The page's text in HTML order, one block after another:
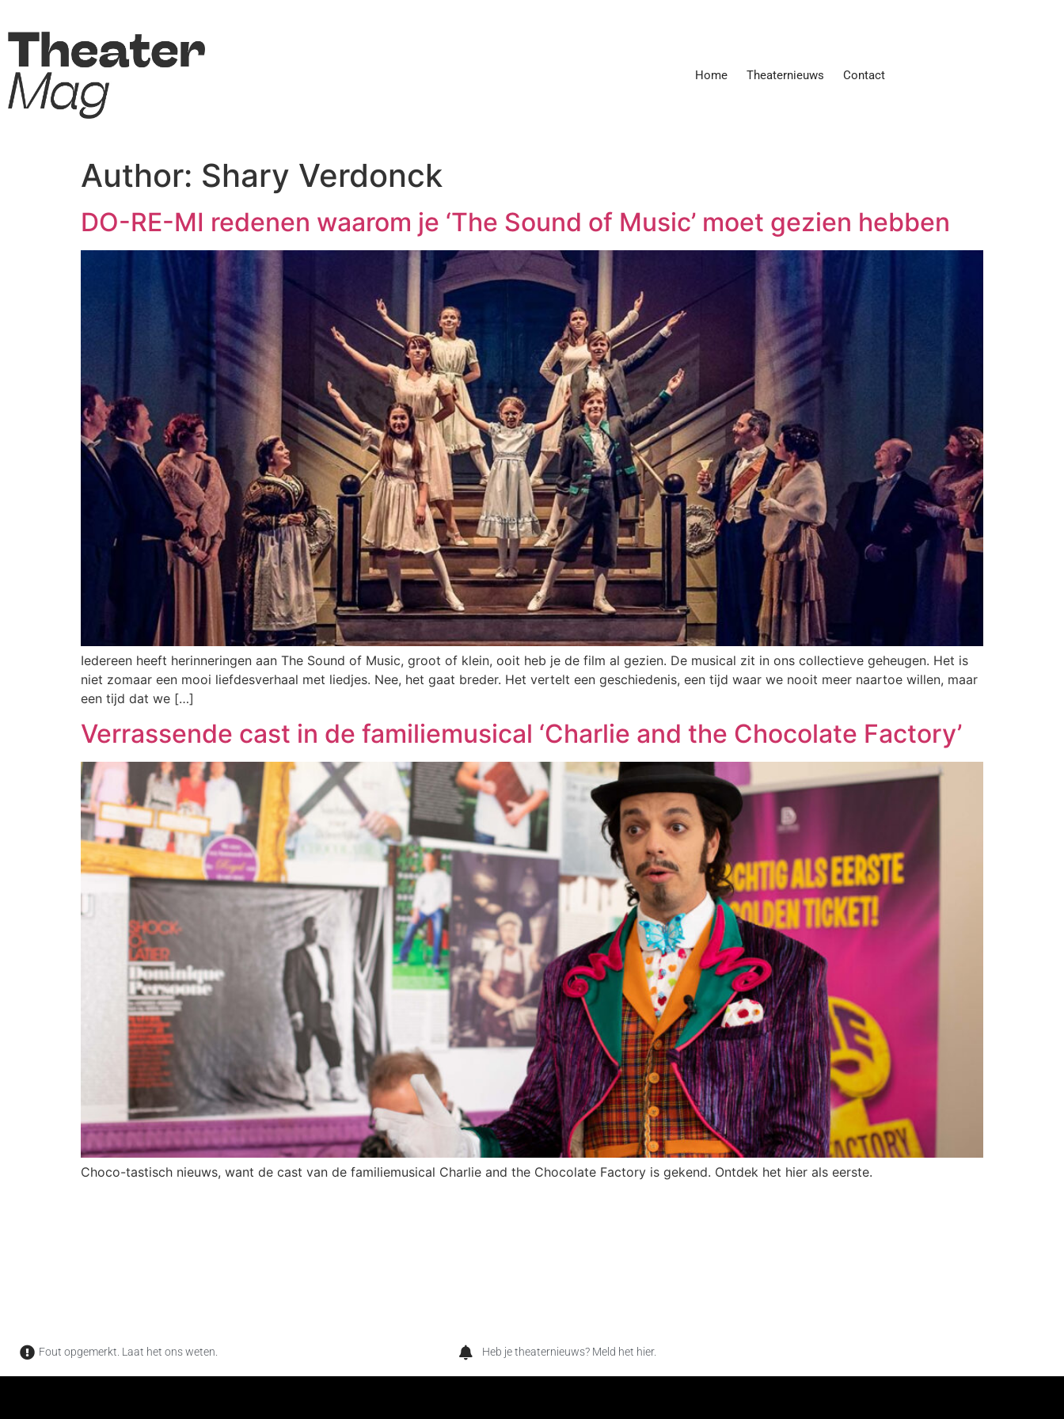
Home Theaternieuws Contact
Author: Shary Verdonck
DO-RE-MI redenen waarom je ‘The Sound of Music’ moet gezien hebben
Iedereen heeft herinneringen aan The Sound of Music, groot of klein, ooit heb je de film al gezien. De musical zit in ons collectieve geheugen. Het is
niet zomaar een mooi liefdesverhaal met liedjes. Nee, het gaat breder. Het vertelt een geschiedenis, een tijd waar we nooit meer naartoe willen, maar
een tijd dat we […]
Verrassende cast in de familiemusical ‘Charlie and the Chocolate Factory’
Choco-tastisch nieuws, want de cast van de familiemusical Charlie and the Chocolate Factory is gekend. Ontdek het hier als eerste.
Fout opgemerkt. Laat het ons weten. Heb je theaternieuws? Meld het hier.